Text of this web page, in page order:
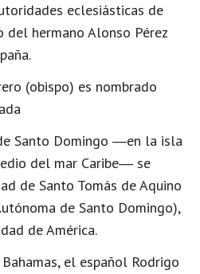
eclesiásticas de
del hermano Alonso Pérez
(obispo) es nombrado
Santo Domingo ―en la isla
del mar Caribe― se
de Santo Tomás de Aquino
de Santo Domingo),
de América.
el español Rodrigo